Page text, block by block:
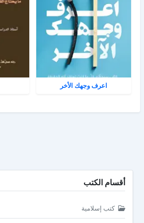
اعرف وجهك الأخر
أقسام الكتب
كتب إسلامية